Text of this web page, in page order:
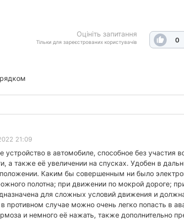
Оцініть запитання
Тільки для зареєстрованих користувачів 0
21:09
устройство в автомобиле, способное без
а также её увеличении на спусках. Удобен в
Каким бы совершенным ни было
полотна; при движении по мокрой дороге;
для сложных условий движения и
противном случае можно очень легко попасть в
и немного её нажать, также дополнительно